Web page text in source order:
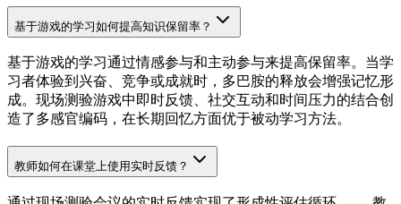
基于游戏的学习如何提高知识保留率？
基于游戏的学习通过情感参与和主动参与来提高保留率。当学
习者体验到兴奋、竞争或成就时，多巴胺的释放会增强记忆形
成。现场测验游戏中即时反馈、社交互动和时间压力的结合创
造了多感官编码，在长期回忆方面优于被动学习方法。
教师如何在课堂上使用实时反馈？